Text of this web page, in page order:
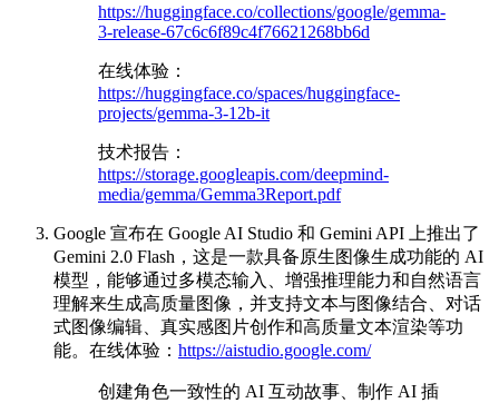
https://huggingface.co/collections/google/gemma-
3-release-67c6c6f89c4f76621268bb6d
在线体验：
https://huggingface.co/spaces/huggingface-
projects/gemma-3-12b-it
技术报告：
https://storage.googleapis.com/deepmind-
media/gemma/Gemma3Report.pdf
Google 宣布在 Google AI Studio 和 Gemini API 上推出了
Gemini 2.0 Flash，这是一款具备原生图像生成功能的 AI
模型，能够通过多模态输入、增强推理能力和自然语言
理解来生成高质量图像，并支持文本与图像结合、对话
式图像编辑、真实感图片创作和高质量文本渲染等功
能。在线体验： https://aistudio.google.com/
创建角色一致性的 AI 互动故事、制作 AI 插